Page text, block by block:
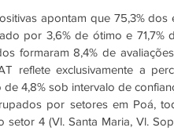
apontam que 75,3%
por 3,6% de ótimo e 71,7%
formaram 8,4% de
reflete exclusivamente a
4,8% sob intervalo de
por setores em Poá,
setor 4 (Vl. Santa Maria, Vl.